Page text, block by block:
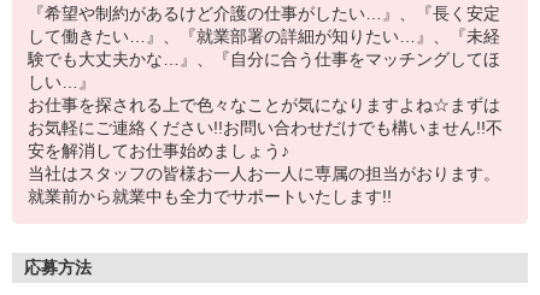
『希望や制約があるけど介護の仕事がしたい…』、『長く安定
して働きたい…』、『就業部署の詳細が知りたい…』、『未経
験でも大丈夫かな…』、『自分に合う仕事をマッチングしてほ
しい…』
お仕事を探される上で色々なことが気になりますよね☆まずは
お気軽にご連絡ください!!お問い合わせだけでも構いません!!不
安を解消してお仕事始めましょう♪
当社はスタッフの皆様お一人お一人に専属の担当がおります。
就業前から就業中も全力でサポートいたします!!
応募方法